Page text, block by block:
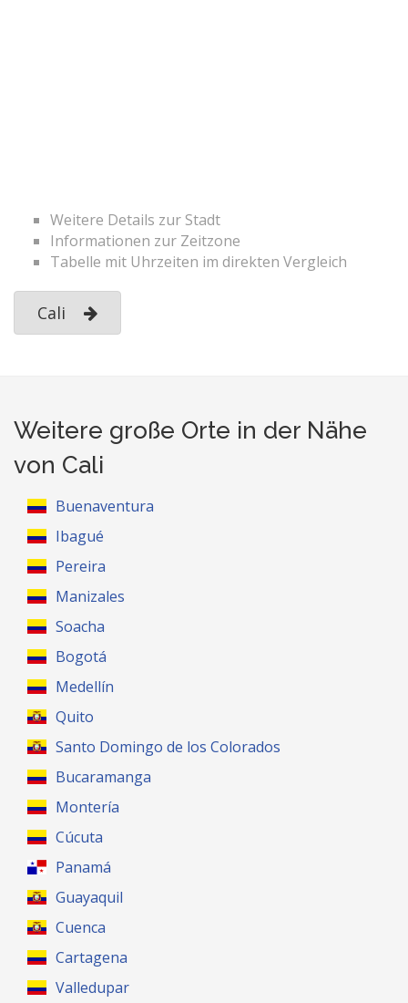
Weitere Details zur Stadt
Informationen zur Zeitzone
Tabelle mit Uhrzeiten im direkten Vergleich
Cali
Weitere große Orte in der Nähe
von Cali
Buenaventura
Ibagué
Pereira
Manizales
Soacha
Bogotá
Medellín
Quito
Santo Domingo de los Colorados
Bucaramanga
Montería
Cúcuta
Panamá
Guayaquil
Cuenca
Cartagena
Valledupar